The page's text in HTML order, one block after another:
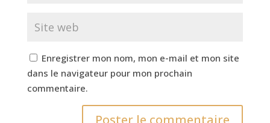
Enregistrer mon nom, mon e-mail et mon site
dans le navigateur pour mon prochain
commentaire.